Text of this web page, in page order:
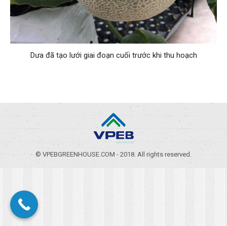
Dưa đã tạo lưới giai đoạn cuối trước khi thu hoạch
© VPEBGREENHOUSE.COM - 2018. All rights reserved.